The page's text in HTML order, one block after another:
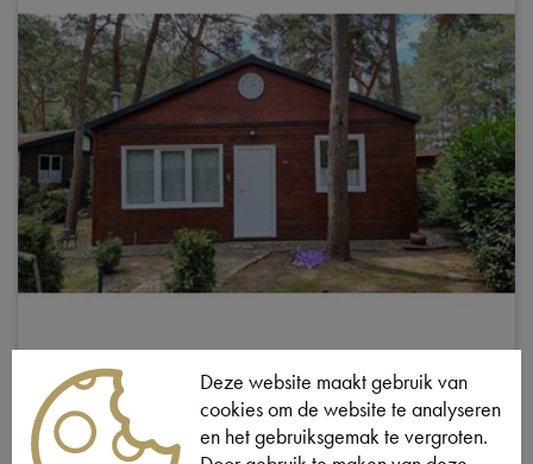
PRACHTIGE VAKANTIEWONING
TE PARELSTRAND
Vraagprijs:€ 49 900
Deze website maakt gebruik van
cookies om de website te analyseren
en het gebruiksgemak te vergroten.